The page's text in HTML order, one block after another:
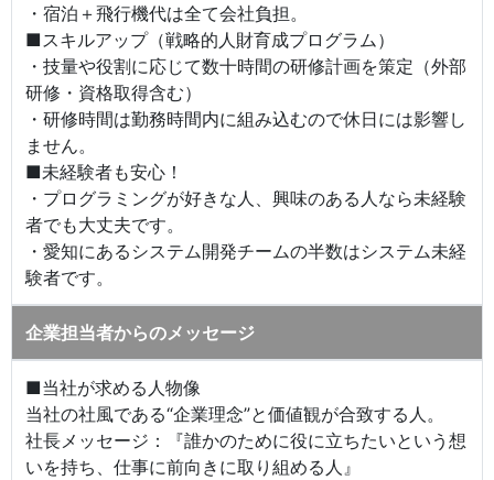
・宿泊＋飛行機代は全て会社負担。
■スキルアップ（戦略的人財育成プログラム）
・技量や役割に応じて数十時間の研修計画を策定（外部
研修・資格取得含む）
・研修時間は勤務時間内に組み込むので休日には影響し
ません。
■未経験者も安心！
・プログラミングが好きな人、興味のある人なら未経験
者でも大丈夫です。
・愛知にあるシステム開発チームの半数はシステム未経
験者です。
企業担当者からのメッセージ
■当社が求める人物像
当社の社風である“企業理念”と価値観が合致する人。
社長メッセージ：『誰かのために役に立ちたいという想
いを持ち、仕事に前向きに取り組める人』